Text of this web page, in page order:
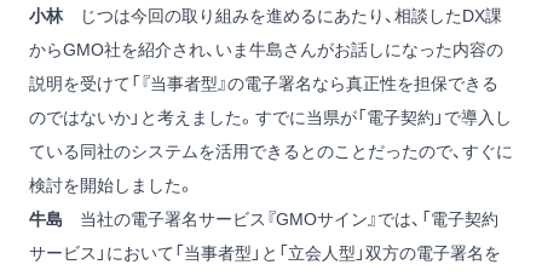
小林じつは今回の取り組みを進めるにあたり、相談したDX課
からGMO社を紹介され、いま牛島さんがお話しになった内容の
説明を受けて「『当事者型』の電子署名なら真正性を担保できる
のではないか」と考えました。すでに当県が「電子契約」で導入し
ている同社のシステムを活用できるとのことだったので、すぐに
検討を開始しました。
牛島 当社の電子署名サービス『GMOサイン』では、「電子契約
サービス」において「当事者型」と「立会人型」双方の電子署名を